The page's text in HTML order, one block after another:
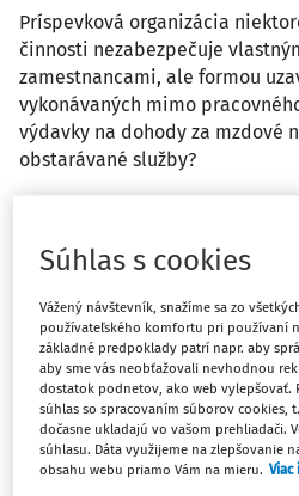
Príspevková organizácia
činnosti nezabezpečuje
zamestnancami, ale formou
vykonávaných mimo
výdavky na dohody za mzdové
obstarávané služby?
Máte
Ups, zatiaľ ste
Súhlas s cookies
Vážený návštevník, snažíme sa zo
používateľského komfortu pri používaní
základné predpoklady patrí napr. aby
aby sme vás neobťažovali nevhodnou
dostatok podnetov, ako web vylepšovať.
súhlas so spracovaním súborov cookies,
dočasne ukladajú vo vašom prehliadači.
súhlasu. Dáta využijeme na zlepšovanie
obsahu webu priamo Vám na mieru.